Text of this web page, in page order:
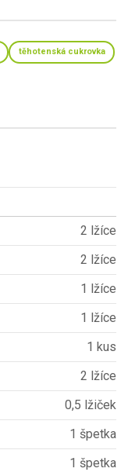
těhotenská cukrovka
2 lžíce
2 lžíce
1 lžíce
1 lžíce
1 kus
2 lžíce
0,5 lžiček
1 špetka
1 špetka